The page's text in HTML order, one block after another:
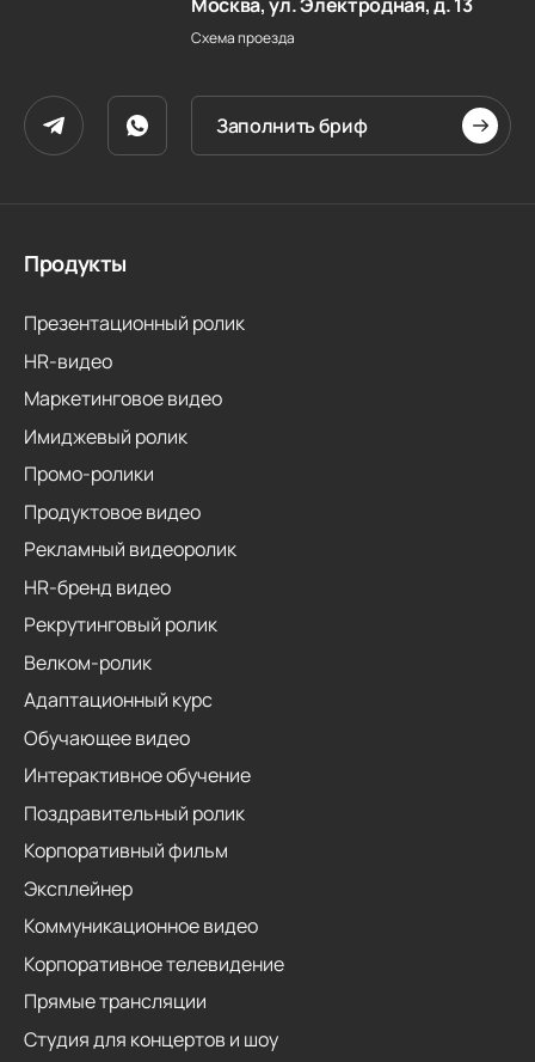
Схема проезда
Заполнить бриф
Продукты
Презентационный ролик
HR-видео
Маркетинговое видео
Имиджевый ролик
Промо-ролики
Продуктовое видео
Рекламный видеоролик
HR-бренд видео
Рекрутинговый ролик
Велком-ролик
Адаптационный курс
Обучающее видео
Интерактивное обучение
Поздравительный ролик
Корпоративный фильм
Эксплейнер
Коммуникационное видео
Корпоративное телевидение
Прямые трансляции
Студия для концертов и шоу